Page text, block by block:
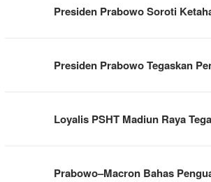
Presiden Prabowo Soroti
Presiden Prabowo Tegaskan
Loyalis PSHT Madiun Raya
Prabowo–Macron Bahas